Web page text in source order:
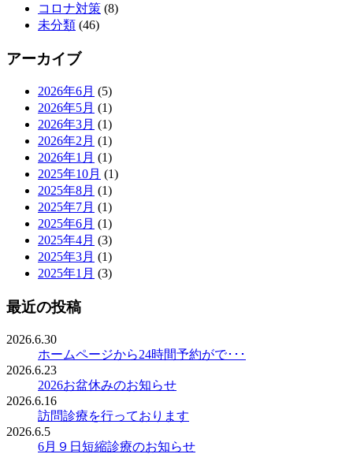
コロナ対策 (8)
未分類 (46)
アーカイブ
2026年6月 (5)
2026年5月 (1)
2026年3月 (1)
2026年2月 (1)
2026年1月 (1)
2025年10月 (1)
2025年8月 (1)
2025年7月 (1)
2025年6月 (1)
2025年4月 (3)
2025年3月 (1)
2025年1月 (3)
最近の投稿
2026.6.30
ホームページから24時間予約がで･･･
2026.6.23
2026お盆休みのお知らせ
2026.6.16
訪問診療を行っております
2026.6.5
6月９日短縮診療のお知らせ